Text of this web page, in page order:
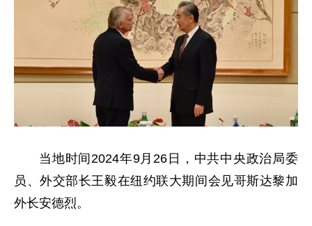
当地时间2024年9月26日，中共中央政治局委
员、外交部长王毅在纽约联大期间会见哥斯达黎加
外长安德烈。